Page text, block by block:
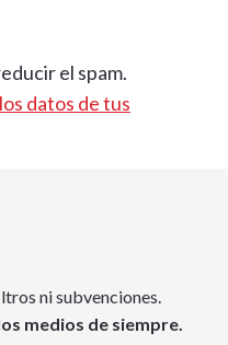
el spam.
datos de tus
ni subvenciones.
medios de siempre.